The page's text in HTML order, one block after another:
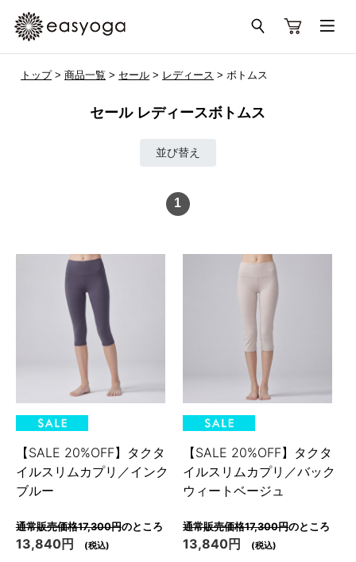
トップ>商品一覧 > セール > レディース > ボトムス
セール レディースボトムス
並び替え
1
【SALE 20%OFF】タクタ
イルスリムカプリ／インク
ブルー
通常販売価格17,300円のところ
13,840円 (税込)
【SALE 20%OFF】タクタ
イルスリムカプリ／バック
ウィートベージュ
通常販売価格17,300円のところ
13,840円 (税込)